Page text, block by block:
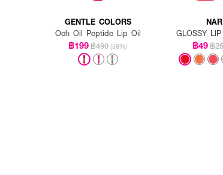
GENTLE COLORS
Ooh Oil Peptide Lip Oil
฿199฿490 (59%)
GLOSSY
฿49฿